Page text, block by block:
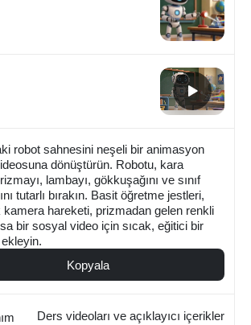
robot sahnesini neşeli bir animasyon
dönüştürün. Robotu, kara
lambayı, gökkuşağını ve sınıf
tutarlı bırakın. Basit öğretme jestleri,
hareketi, prizmadan gelen renkli
bir sosyal video için sıcak, eğitici bir
Kopyala
Ders videoları ve açıklayıcı içerikler